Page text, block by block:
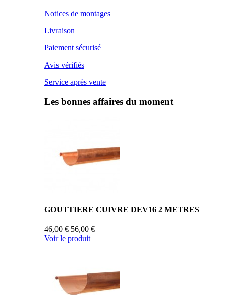
Notices de montages
Livraison
Paiement sécurisé
Avis vérifiés
Service après vente
Les bonnes affaires du moment
GOUTTIERE CUIVRE DEV16 2 METRES
46,00 € 56,00 €
Voir le produit